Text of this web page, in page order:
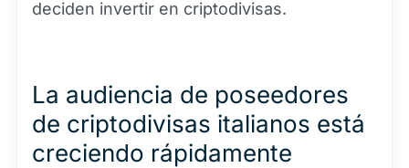
deciden invertir en criptodivisas.
La audiencia de poseedores
de criptodivisas italianos está
creciendo rápidamente